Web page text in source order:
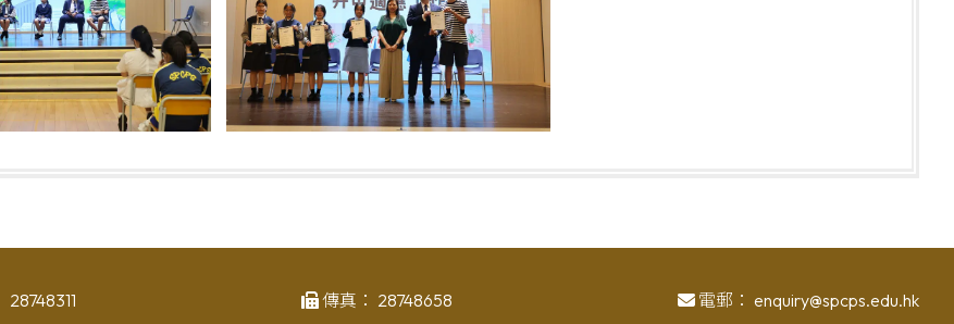
28748311 傳真： 28748658 電郵： enquiry@spcps.edu.hk